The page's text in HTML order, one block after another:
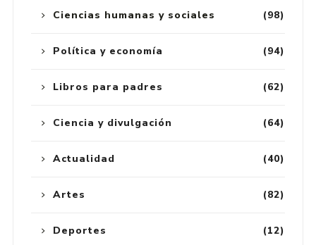
(98)
Ciencias humanas y sociales
(94)
Política y economía
(62)
Libros para padres
(64)
Ciencia y divulgación
(40)
Actualidad
(82)
Artes
(12)
Deportes